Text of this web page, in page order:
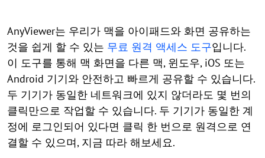
AnyViewer는 우리가 맥을 아이패드와 화면 공유하는
것을 쉽게 할 수 있는 무료 원격 액세스 도구입니다.
이 도구를 통해 맥 화면을 다른 맥, 윈도우, iOS 또는
Android 기기와 안전하고 빠르게 공유할 수 있습니다.
두 기기가 동일한 네트워크에 있지 않더라도 몇 번의
클릭만으로 작업할 수 있습니다. 두 기기가 동일한 계
정에 로그인되어 있다면 클릭 한 번으로 원격으로 연
결할 수 있으며, 지금 따라 해보세요.